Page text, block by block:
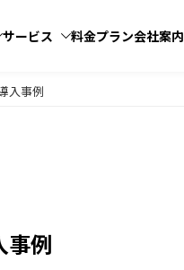
室・ワークスペース
サービス 料金プラン会社案内
入事例
事例